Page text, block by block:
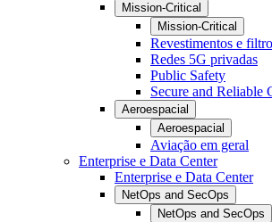
Mission-Critical
Mission-Critical
Revestimentos e
Redes 5G privadas
Public Safety
Secure and Reliable
Aeroespacial
Aeroespacial
Aviação em geral
Enterprise e Data Center
Enterprise e Data Center
NetOps and SecOps
NetOps and SecOps